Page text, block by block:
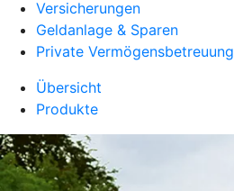
Versicherungen
Geldanlage & Sparen
Private Vermögensbetreuung
Übersicht
Produkte